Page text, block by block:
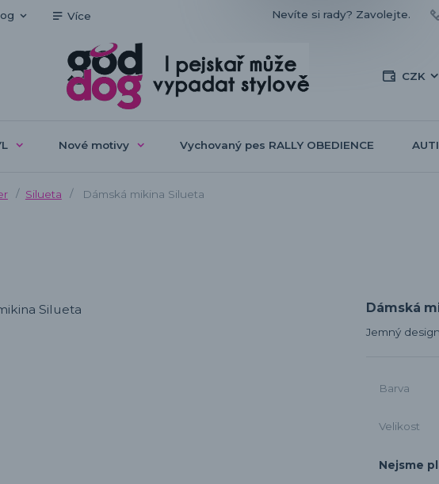
Více
CZK
Nevíte si rady? Zavolejte.
Nové motivy Vychovaný pes RALLY OBEDIENCE
Silueta Dámská mikina Silueta
Dámská
Jemný
Barva
Velikost
Nejsme